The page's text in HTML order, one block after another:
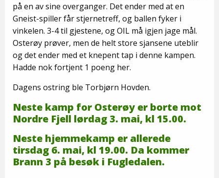
på en av sine overganger. Det ender med at en
Gneist-spiller får stjernetreff, og ballen fyker i
vinkelen. 3-4 til gjestene, og OIL må igjen jage mål.
Osterøy prøver, men de helt store sjansene uteblir
og det ender med et knepent tap i denne kampen.
Hadde nok fortjent 1 poeng her.
Dagens ostring ble Torbjørn Hovden.
Neste kamp for Osterøy er borte mot
Nordre Fjell lørdag 3. mai, kl 15.00.
Neste hjemmekamp er allerede
tirsdag 6. mai, kl 19.00. Da kommer
Brann 3 på besøk i Fugledalen.